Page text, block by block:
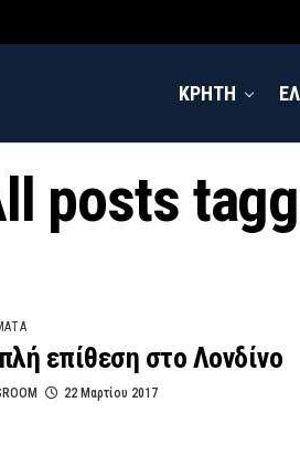
ΚΡΗΤΗ
posts
επίθεση στο Λονδίνο
22 Μαρτίου 2017